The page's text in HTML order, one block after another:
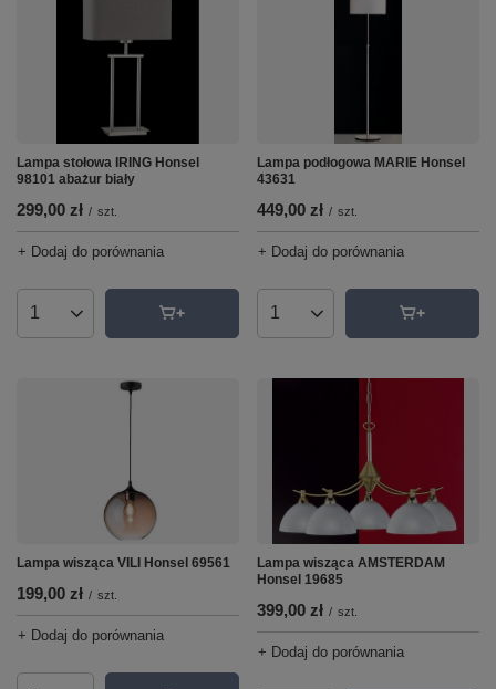
Lampa stołowa IRING Honsel
98101 abażur biały
299,00 zł / szt.
+ Dodaj do porównania
Ilość produktów
Lampa podłogowa MARIE Honsel
43631
449,00 zł / szt.
+ Dodaj do porównania
Ilość produktów
Lampa wisząca VILI Honsel 69561
199,00 zł / szt.
+ Dodaj do porównania
Lampa wisząca AMSTERDAM
Honsel 19685
399,00 zł / szt.
+ Dodaj do porównania